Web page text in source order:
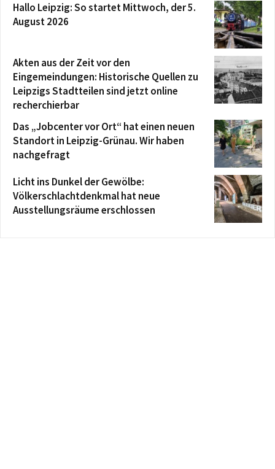
Hallo Leipzig: So startet Mittwoch, der 5.
August 2026
Akten aus der Zeit vor den
Eingemeindungen: Historische Quellen zu
Leipzigs Stadtteilen sind jetzt online
recherchierbar
Das „Jobcenter vor Ort“ hat einen neuen
Standort in Leipzig-Grünau. Wir haben
nachgefragt
Licht ins Dunkel der Gewölbe:
Völkerschlachtdenkmal hat neue
Ausstellungsräume erschlossen